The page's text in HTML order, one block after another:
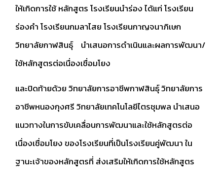
ให้เกิดการใช้ หลักสูตร โรงเรียนนำร่อง ได้แก่ โรงเรียน
ร่องคำ โรงเรียนกมลาไสย โรงเรียนกาญจนาภิเษก
วิทยาลัยกาฬสินธุ์ นำเสนอการดำเนินและผลการพัฒนา/
ใช้หลักสูตรต่อเนื่องเชื่อมโยง
และปิดท้ายด้วย วิทยาลัยการอาชีพกาฬสินธุ์ วิทยาลัยการ
อาชีพหนองกุงศรี วิทยาลัยเทคโนโลยีไตรชุมพล นำเสนอ
แนวทางในการขับเคลื่อนการพัฒนาและใช้หลักสูตรต่อ
เนื่องเชื่อมโยง ของโรงเรียนที่เป็นโรงเรียนคู่พัฒนา ใน
ฐานะเจ้าของหลักสูตรที่ ส่งเสริมให้เกิดการใช้หลักสูตร